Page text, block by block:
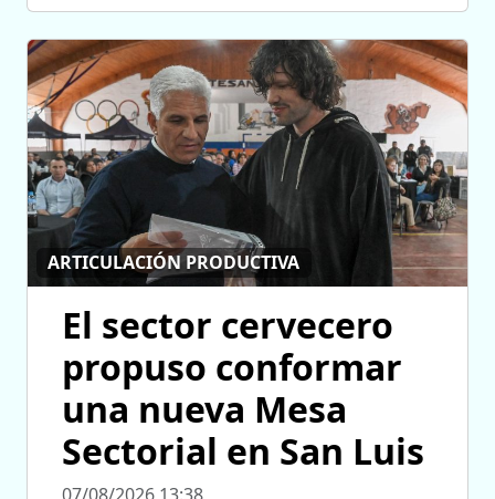
ARTICULACIÓN PRODUCTIVA
El sector cervecero
propuso conformar
una nueva Mesa
Sectorial en San Luis